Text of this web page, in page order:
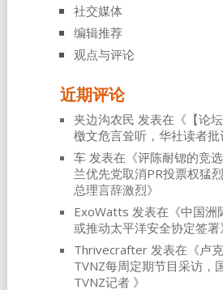
社交媒体
编辑推荐
观点与评论
近期评论
夹边沟农民 发表在《 【论
檄文危言耸听，华社读者批
车发表在《评陈耐锶的竞
兰优先党取消PR投票权猛
总理言辞激烈》
ExoWatts 发表在《中国洲
或推动太平洋安全协定签署
Thrivecrafter发表在《卢
TVNZ每周定期节目采访，
TVNZ记者 》